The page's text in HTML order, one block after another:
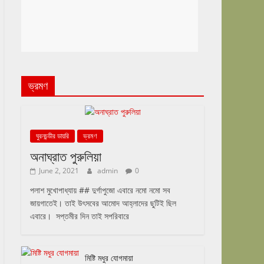
ভ্রমণ
ঘুরনচন্ডীর ডায়রি ভ্রমণ
অনাঘ্রাত পুরুলিয়া
June 2, 2021 admin 0
পলাশ মুখোপাধ্যায় ## দুর্গাপুজো এবারে নমো নমো সব
জায়গাতেই। তাই উৎসবের আমোদ আহ্লাদের ছুটিই ছিল
এবারে। সপ্তমীর দিন তাই সপরিবারে
মিষ্টি মধুর যোগমায়া